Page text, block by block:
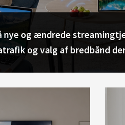
nye og ændrede
og valg af bredbånd